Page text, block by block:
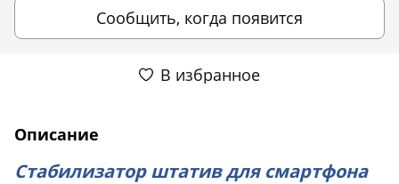
Сообщить, когда появится
В избранное
Описание
Стабилизатор штатив для смартфона